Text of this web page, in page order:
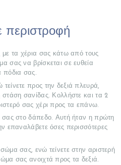
περιστροφή
με τα χέρια σας κάτω από τους
σας να βρίσκεται σε ευθεία
πόδια σας.
προς την δεξιά πλευρά,
στάση σανίδας. Κολλήστε και τα 2
σας χέρι προς τα επάνω.
σας στο δάπεδο. Αυτή ήταν η πρώτη
επαναλάβετε όσες περισσότερες
σας, ενώ τείνετε στην αριστερή
σας ανοιχτά προς τα δεξιά.